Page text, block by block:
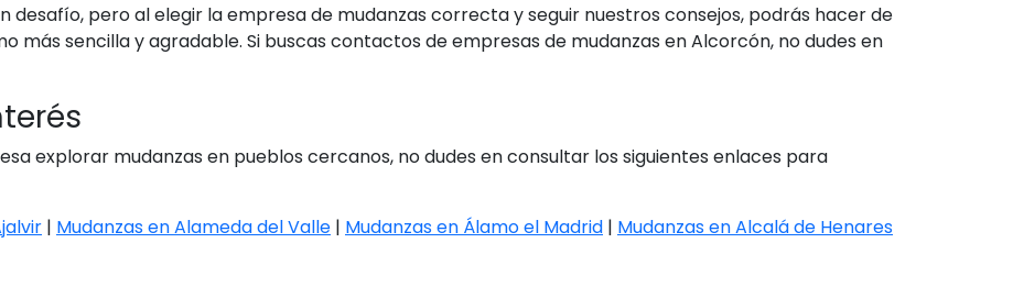
desafío, pero al elegir la empresa de mudanzas correcta y seguir nuestros consejos, podrás hacer de
más sencilla y agradable. Si buscas contactos de empresas de mudanzas en Alcorcón, no dudes en
explorar mudanzas en pueblos cercanos, no dudes en consultar los siguientes enlaces para
| Mudanzas en Alameda del Valle | Mudanzas en Álamo el Madrid | Mudanzas en Alcalá de Henares